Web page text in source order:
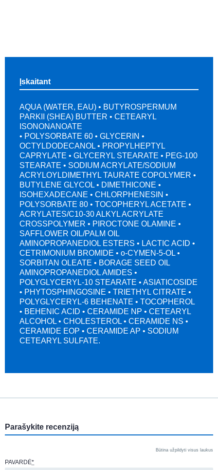
Įskaitant
AQUA (WATER, EAU) • BUTYROSPERMUM
PARKII (SHEA) BUTTER • CETEARYL
ISONONANOATE
• POLYSORBATE 60 • GLYCERIN •
OCTYLDODECANOL • PROPYLHEPTYL
CAPRYLATE • GLYCERYL STEARATE • PEG-100
STEARATE • SODIUM ACRYLATE/SODIUM
ACRYLOYLDIMETHYL TAURATE COPOLYMER •
BUTYLENE GLYCOL • DIMETHICONE •
ISOHEXADECANE • CHLORPHENESIN •
POLYSORBATE 80 • TOCOPHERYL ACETATE •
ACRYLATES/C10-30 ALKYL ACRYLATE
CROSSPOLYMER • PIROCTONE OLAMINE •
SAFFLOWER OIL/PALM OIL
AMINOPROPANEDIOL ESTERS • LACTIC ACID •
CETRIMONIUM BROMIDE • o-CYMEN-5-OL •
SORBITAN OLEATE • BORAGE SEED OIL
AMINOPROPANEDIOL AMIDES •
POLYGLYCERYL-10 STEARATE • ASIATICOSIDE
• PHYTOSPHINGOSINE • TRIETHYL CITRATE •
POLYGLYCERYL-6 BEHENATE • TOCOPHEROL
• BEHENIC ACID • CERAMIDE NP • CETEARYL
ALCOHOL • CHOLESTEROL • CERAMIDE NS •
CERAMIDE EOP • CERAMIDE AP • SODIUM
CETEARYL SULFATE.
Parašykite recenziją
Būtina užpildyti visus laukus
PAVARDĖ*